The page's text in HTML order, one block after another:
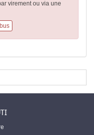
virementou via une